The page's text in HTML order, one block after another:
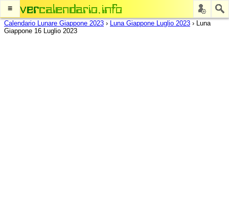
≡
Calendario Lunare Giappone 2023 › Luna Giappone Luglio 2023 › Luna
Giappone 16 Luglio 2023